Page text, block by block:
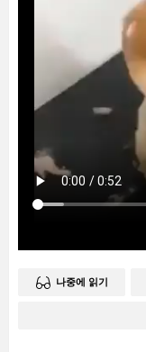
나중에 읽기